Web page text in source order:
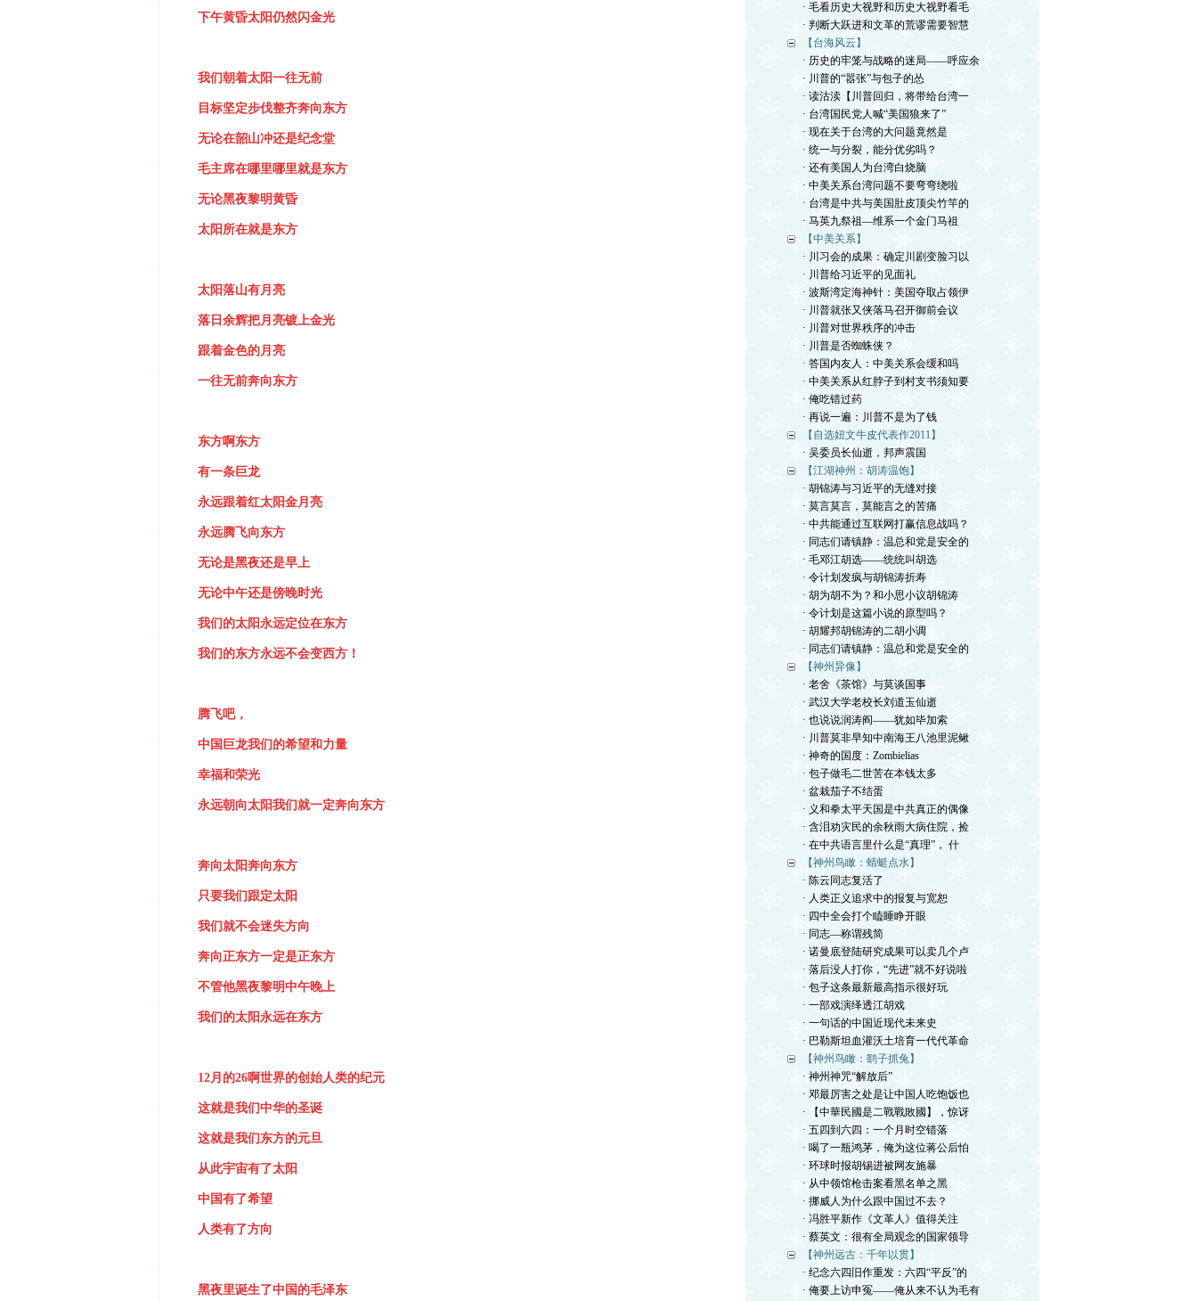
下午黄昏太阳仍然闪金光
我们朝着太阳一往无前
目标坚定步伐整齐奔向东方
无论在韶山冲还是纪念堂
毛主席在哪里哪里就是东方
无论黑夜黎明黄昏
太阳所在就是东方
太阳落山有月亮
落日余辉把月亮镀上金光
跟着金色的月亮
一往无前奔向东方
东方啊东方
有一条巨龙
永远跟着红太阳金月亮
永远腾飞向东方
无论是黑夜还是早上
无论中午还是傍晚时光
我们的太阳永远定位在东方
我们的东方永远不会变西方！
腾飞吧，
中国巨龙我们的希望和力量
幸福和荣光
永远朝向太阳我们就一定奔向东方
奔向太阳奔向东方
只要我们跟定太阳
我们就不会迷失方向
奔向正东方一定是正东方
不管他黑夜黎明中午晚上
我们的太阳永远在东方
12月的26啊世界的创始人类的纪元
这就是我们中华的圣诞
这就是我们东方的元旦
从此宇宙有了太阳
中国有了希望
人类有了方向
黑夜里诞生了中国的毛泽东
· 毛看历史大视野和历史大视野看毛
· 判断大跃进和文革的荒谬需要智慧
【台海风云】
· 历史的牢笼与战略的迷局——呼应余
· 川普的“嚣张”与包子的怂
· 读沽渎【川普回归，将带给台湾一
· 台湾国民党人喊“美国狼来了”
· 现在关于台湾的大问题竟然是
· 统一与分裂，能分优劣吗？
· 还有美国人为台湾白烧脑
· 中美关系台湾问题不要弯弯绕啦
· 台湾是中共与美国肚皮顶尖竹竿的
· 马英九祭祖—维系一个金门马祖
【中美关系】
· 川习会的成果：确定川剧变脸习以
· 川普给习近平的见面礼
· 波斯湾定海神针：美国夺取占领伊
· 川普就张又侠落马召开御前会议
· 川普对世界秩序的冲击
· 川普是否蜘蛛侠？
· 答国内友人：中美关系会缓和吗
· 中美关系从红脖子到村支书须知要
· 俺吃错过药
· 再说一遍：川普不是为了钱
【自选妞文牛皮代表作2011】
· 吴委员长仙逝，邦声震国
【江湖神州：胡涛温饱】
· 胡锦涛与习近平的无缝对接
· 莫言莫言，莫能言之的苦痛
· 中共能通过互联网打赢信息战吗？
· 同志们请镇静：温总和党是安全的
· 毛邓江胡选——统统叫胡选
· 令计划发疯与胡锦涛折寿
· 胡为胡不为？和小思小议胡锦涛
· 令计划是这篇小说的原型吗？
· 胡耀邦胡锦涛的二胡小调
· 同志们请镇静：温总和党是安全的
【神州异像】
· 老舍《茶馆》与莫谈国事
· 武汉大学老校长刘道玉仙逝
· 也说说润涛阎——犹如毕加索
· 川普莫非早知中南海王八池里泥鳅
· 神奇的国度：Zombielias
· 包子做毛二世苦在本钱太多
· 盆栽茄子不结蛋
· 义和拳太平天国是中共真正的偶像
· 含泪劝灾民的余秋雨大病住院，捡
· 在中共语言里什么是“真理”， 什
【神州鸟瞰：蜻蜓点水】
· 陈云同志复活了
· 人类正义追求中的报复与宽恕
· 四中全会打个瞌睡睁开眼
· 同志—称谓残简
· 诺曼底登陆研究成果可以卖几个卢
· 落后没人打你，“先进”就不好说啦
· 包子这条最新最高指示很好玩
· 一部戏演绎透江胡戏
· 一句话的中国近现代未来史
· 巴勒斯坦血灌沃土培育一代代革命
【神州鸟瞰：鹞子抓兔】
· 神州神咒“解放后”
· 邓最厉害之处是让中国人吃饱饭也
· 【中華民國是二戰戰敗國】，惊讶
· 五四到六四：一个月时空错落
· 喝了一瓶鸿茅，俺为这位蒋公后怕
· 环球时报胡锡进被网友施暴
· 从中领馆枪击案看黑名单之黑
· 挪威人为什么跟中国过不去？
· 冯胜平新作《文革人》值得关注
· 蔡英文：很有全局观念的国家领导
【神州远古：千年以贯】
· 纪念六四旧作重发：六四“平反”的
· 俺要上访申冤——俺从来不认为毛有